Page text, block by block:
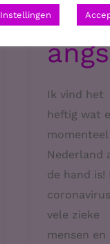
Ik vind het
heftig wat
momenteel
Nederland
de hand is!
vele zieke
mensen en
Instellingen